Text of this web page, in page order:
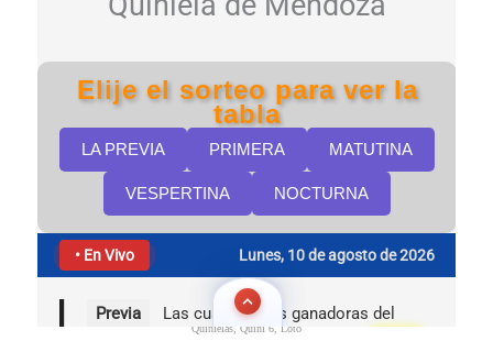
Quinielas, Quini 6, Loto